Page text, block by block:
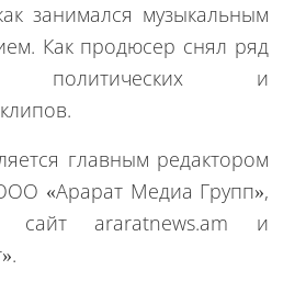
занимался музыкальным
Как продюсер снял ряд
политических и
главным редактором
«Арарат Медиа Групп»,
сайт araratnews.am и